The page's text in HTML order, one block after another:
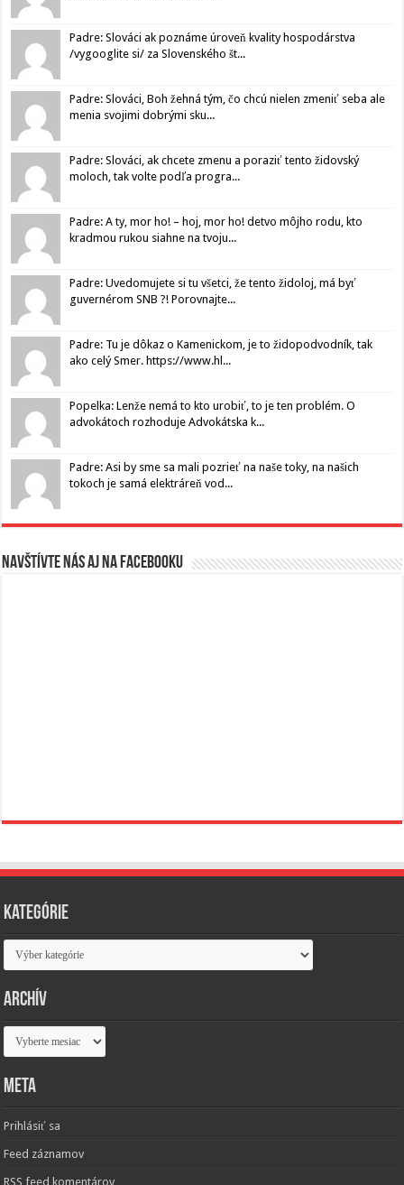
Padre: Slováci ak poznáme úroveň kvality hospodárstva
/vygooglite si/ za Slovenského št...
Padre: Slováci, Boh žehná tým, čo chcú nielen zmeniť seba ale
menia svojimi dobrými sku...
Padre: Slováci, ak chcete zmenu a poraziť tento židovský
moloch, tak volte podľa progra...
Padre: A ty, mor ho! – hoj, mor ho! detvo môjho rodu, kto
kradmou rukou siahne na tvoju...
Padre: Uvedomujete si tu všetci, že tento židoloj, má byť
guvernérom SNB ?! Porovnajte...
Padre: Tu je dôkaz o Kamenickom, je to židopodvodník, tak
ako celý Smer. https://www.hl...
Popelka: Lenže nemá to kto urobiť, to je ten problém. O
advokátoch rozhoduje Advokátska k...
Padre: Asi by sme sa mali pozrieť na naše toky, na našich
tokoch je samá elektráreň vod...
Navštívte nás aj na Facebooku
Kategórie
Kategórie
Archív
Archív
Meta
Prihlásiť sa
Feed záznamov
RSS feed komentárov